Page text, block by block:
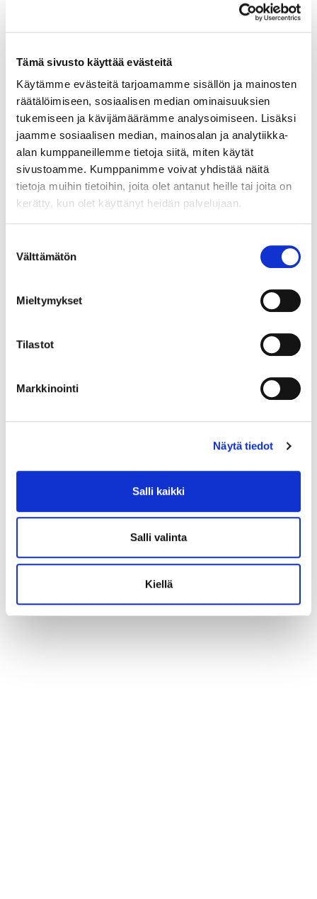
Tämä sivusto käyttää evästeitä
Käytämme evästeitä tarjoamamme sisällön ja mainosten
räätälöimiseen, sosiaalisen median ominaisuuksien
tukemiseen ja kävijämäärämme analysoimiseen. Lisäksi
jaamme sosiaalisen median, mainosalan ja analytiikka-
alan kumppaneillemme tietoja siitä, miten käytät
sivustoamme. Kumppanimme voivat yhdistää näitä
tietoja muihin tietoihin, joita olet antanut heille tai joita on
kerätty, kun olet käyttänyt heidän palvelujaan.
valinta
Välttämätön
Mieltymykset
Tilastot
Markkinointi
Näytä tiedot
Salli kaikki
Salli valinta
Kiellä